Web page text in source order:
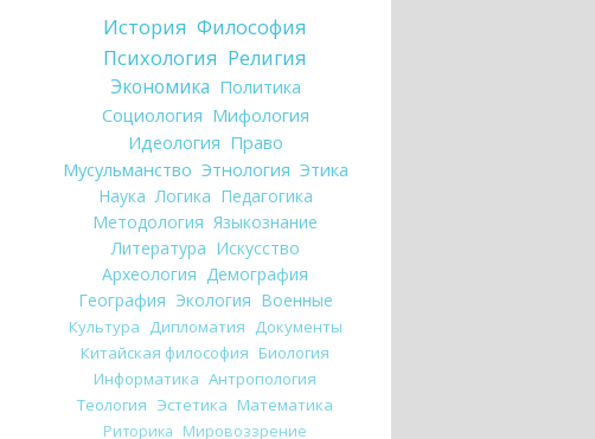
История Философия
Психология Религия
Экономика Политика
Социология Мифология
Идеология Право
Мусульманство Этнология Этика
Наука Логика Педагогика
Методология Языкознание
Литература Искусство
Археология Демография
География Экология Военные
Культура Дипломатия Документы
Китайская философия Биология
Информатика Антропология
Теология Эстетика Математика
Риторика Мировоззрение